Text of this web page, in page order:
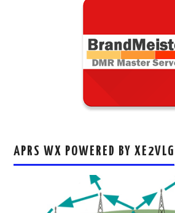
APRS WX POWERED BY XE2VLG